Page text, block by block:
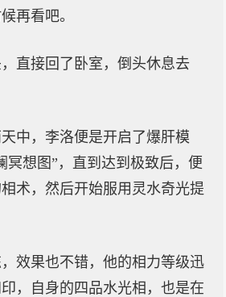
再看吧。
直接回了卧室，倒头休息去
中，李洛便是开启了爆肝模
冥想图”，直到达到极致后，便
术，然后开始服用灵水奇光提
效果也不错，他的相力等级迅
，自身的四品水光相，也是在